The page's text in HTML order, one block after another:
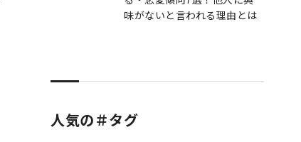
味がないと言われる理由とは
人気の＃タグ